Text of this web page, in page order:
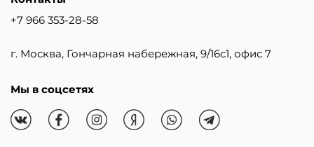
+7 966 353-28-58
г. Москва, Гончарная набережная, 9/16с1, офис 7
Мы в соцсетях